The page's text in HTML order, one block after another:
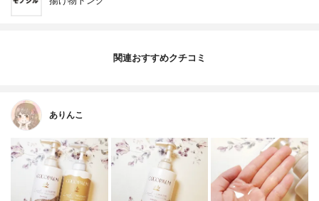
関連おすすめクチコミ
ありんこ